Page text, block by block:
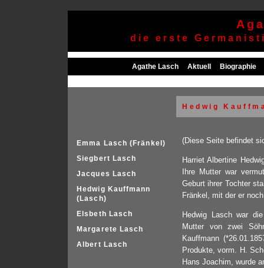
die erste
Agathe Lasch Aktuell Biographie
Emma Lasch (Fränkel)
Siegbert Lasch
Jacques Lasch
Hedwig Kauffmann
(Lasch)
Elsbeth Lasch
Margarete Lasch
Albert Lasch
Hedwig
(Diese Seite befindet
Harriet Albertine
Ihre Mutter war
Geburt ihrer Tochter
Fränkel, mit der er
Hedwig Lasch war
Mutter von zwei
Kauffmann
Produkte, vorm. H.
Hans Joachim, wurde